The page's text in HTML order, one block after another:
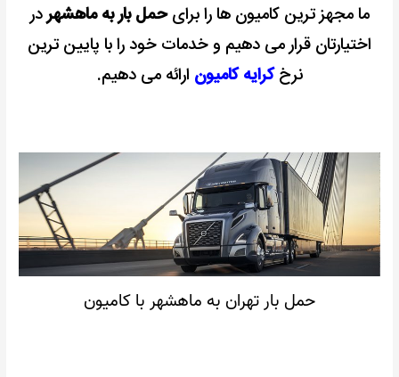
ما مجهز ترین کامیون ها را برایحمل بار به ماهشهردر
اختیارتان قرار می دهیم و خدمات خود را با پایین ترین
نرخکرایه کامیون ارائه می دهیم.
حمل بار تهران به ماهشهر با کامیون